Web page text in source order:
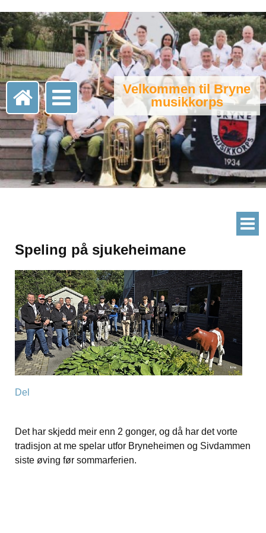
Velkommen til Bryne
musikkorps
Speling på sjukeheimane
Del
Det har skjedd meir enn 2 gonger, og då har det vorte
tradisjon at me spelar utfor Bryneheimen og Sivdammen
siste øving før sommarferien.